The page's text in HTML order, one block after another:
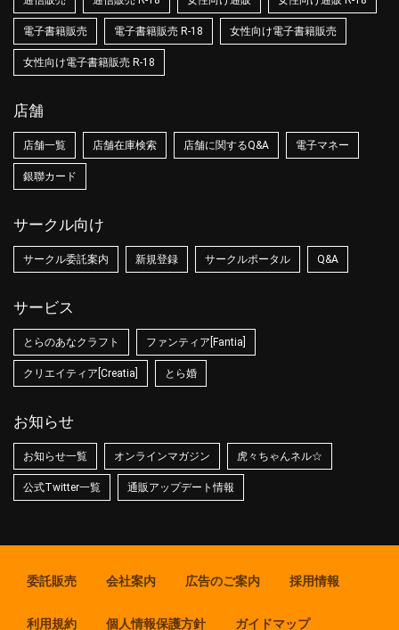
電子書籍販売 電子書籍販売 R-18 女性向け電子書籍販売
女性向け電子書籍販売 R-18
店舗
店舗一覧 店舗在庫検索 店舗に関するQ&A 電子マネー
銀聯カード
サークル向け
サークル委託案内 新規登録 サークルポータル Q&A
サービス
とらのあなクラフト ファンティア[Fantia]
クリエイティア[Creatia] とら婚
お知らせ
お知らせ一覧 オンラインマガジン 虎々ちゃんネル☆
公式Twitter一覧 通販アップデート情報
委託販売 会社案内 広告のご案内 採用情報
利用規約 個人情報保護方針 ガイドマップ